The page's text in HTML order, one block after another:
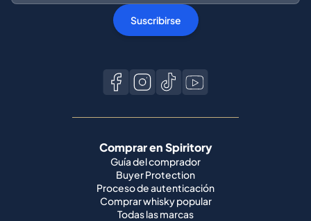
Suscribirse
Comprar en Spiritory
Guía del comprador
Buyer Protection
Proceso de autenticación
Comprar whisky popular
Todas las marcas